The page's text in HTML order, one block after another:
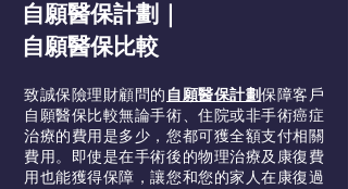
自願醫保計劃｜
自願醫保比較
致誠保險理財顧問的 自願醫保計劃保障客戶
自願醫保比較無論手術、住院或非手術癌症
治療的費用是多少，您都可獲全額支付相關
費用。即使是在手術後的物理治療及康復費
用也能獲得保障，讓您和您的家人在康復過